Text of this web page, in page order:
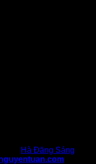
Hà Đăng Sáng